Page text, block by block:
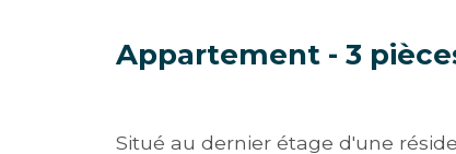
Appartement - 3
Situé au dernier étage d'une